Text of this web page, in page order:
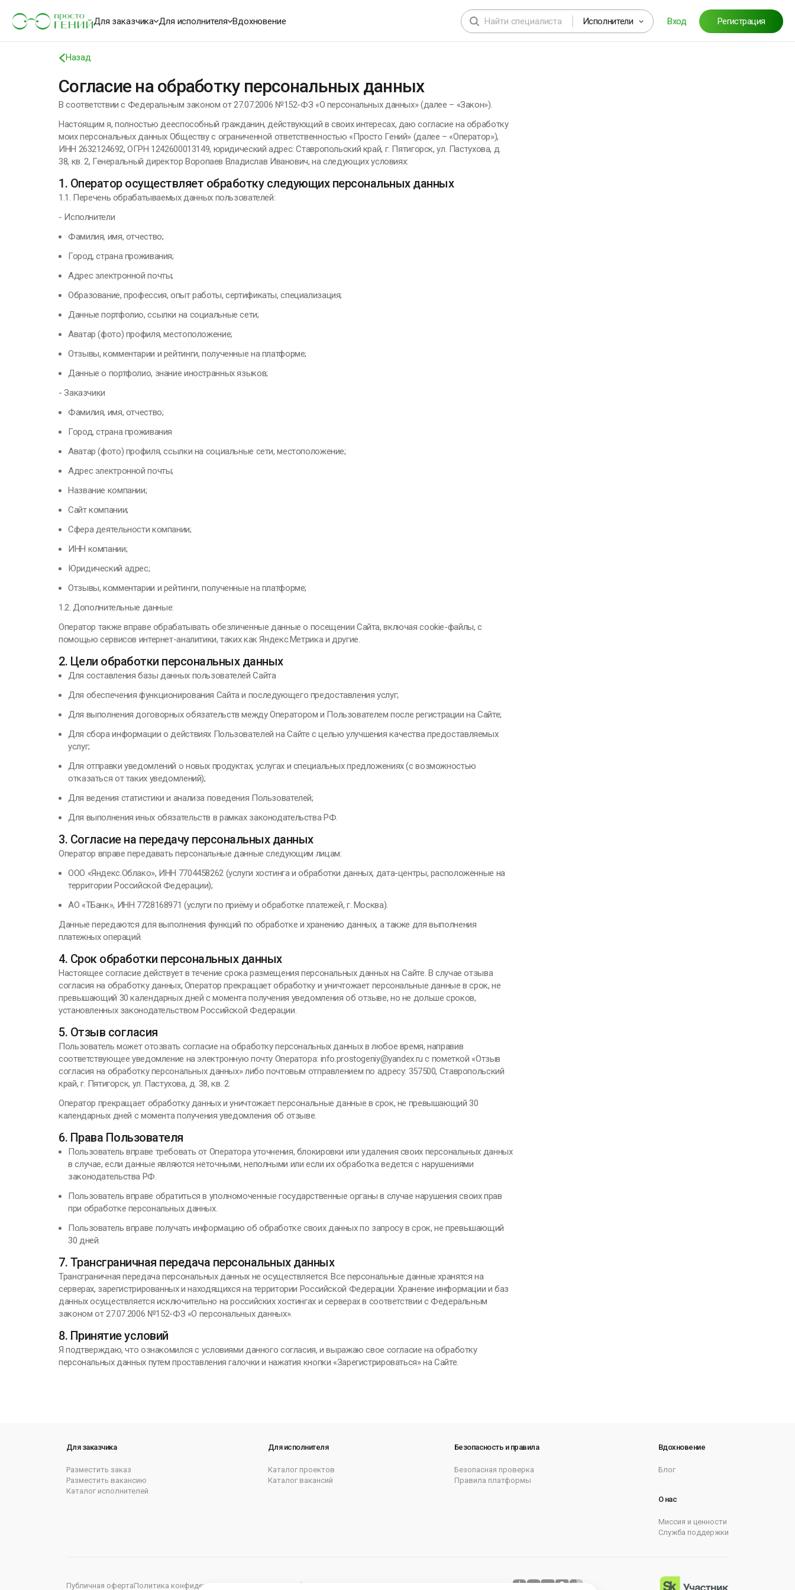
Для заказчика Для исполнителя Вдохновение Исполнители Вход Регистрация
Назад
Согласие на обработку персональных данных
В соответствии с Федеральным законом от 27.07.2006 №152-ФЗ «О персональных данных» (далее – «Закон»).
Настоящим я, полностью дееспособный гражданин, действующий в своих интересах, даю согласие на обработку
моих персональных данных Обществу с ограниченной ответственностью «Просто Гений» (далее – «Оператор»),
ИНН 2632124692, ОГРН 1242600013149, юридический адрес: Ставропольский край, г. Пятигорск, ул. Пастухова, д.
38, кв. 2, Генеральный директор Воропаев Владислав Иванович, на следующих условиях:
1. Оператор осуществляет обработку следующих персональных данных
1.1. Перечень обрабатываемых данных пользователей:
- Исполнители
Фамилия, имя, отчество;
Город, страна проживания;
Адрес электронной почты;
Образование, профессия, опыт работы, сертификаты, специализация;
Данные портфолио, ссылки на социальные сети;
Аватар (фото) профиля, местоположение;
Отзывы, комментарии и рейтинги, полученные на платформе;
Данные о портфолио, знание иностранных языков;
- Заказчики
Фамилия, имя, отчество;
Город, страна проживания
Аватар (фото) профиля, ссылки на социальные сети, местоположение;
Адрес электронной почты;
Название компании;
Сайт компании;
Сфера деятельности компании;
ИНН компании;
Юридический адрес;
Отзывы, комментарии и рейтинги, полученные на платформе;
1.2. Дополнительные данные:
Оператор также вправе обрабатывать обезличенные данные о посещении Сайта, включая cookie-файлы, с
помощью сервисов интернет-аналитики, таких как Яндекс.Метрика и другие.
2. Цели обработки персональных данных
Для составления базы данных пользователей Сайта
Для обеспечения функционирования Сайта и последующего предоставления услуг;
Для выполнения договорных обязательств между Оператором и Пользователем после регистрации на Сайте;
Для сбора информации о действиях Пользователей на Сайте с целью улучшения качества предоставляемых
услуг;
Для отправки уведомлений о новых продуктах, услугах и специальных предложениях (с возможностью
отказаться от таких уведомлений);
Для ведения статистики и анализа поведения Пользователей;
Для выполнения иных обязательств в рамках законодательства РФ.
3. Согласие на передачу персональных данных
Оператор вправе передавать персональные данные следующим лицам:
ООО «Яндекс.Облако», ИНН 7704458262 (услуги хостинга и обработки данных, дата-центры, расположенные на
территории Российской Федерации);
АО «ТБанк», ИНН 7728168971 (услуги по приёму и обработке платежей, г. Москва).
Данные передаются для выполнения функций по обработке и хранению данных, а также для выполнения
платежных операций.
4. Срок обработки персональных данных
Настоящее согласие действует в течение срока размещения персональных данных на Сайте. В случае отзыва
согласия на обработку данных, Оператор прекращает обработку и уничтожает персональные данные в срок, не
превышающий 30 календарных дней с момента получения уведомления об отзыве, но не дольше сроков,
установленных законодательством Российской Федерации.
5. Отзыв согласия
Пользователь может отозвать согласие на обработку персональных данных в любое время, направив
соответствующее уведомление на электронную почту Оператора: info.prostogeniy@yandex.ru с пометкой «Отзыв
согласия на обработку персональных данных» либо почтовым отправлением по адресу: 357500, Ставропольский
край, г. Пятигорск, ул. Пастухова, д. 38, кв. 2.
Оператор прекращает обработку данных и уничтожает персональные данные в срок, не превышающий 30
календарных дней с момента получения уведомления об отзыве.
6. Права Пользователя
Пользователь вправе требовать от Оператора уточнения, блокировки или удаления своих персональных данных
в случае, если данные являются неточными, неполными или если их обработка ведется с нарушениями
законодательства РФ.
Пользователь вправе обратиться в уполномоченные государственные органы в случае нарушения своих прав
при обработке персональных данных.
Пользователь вправе получать информацию об обработке своих данных по запросу в срок, не превышающий
30 дней.
7. Трансграничная передача персональных данных
Трансграничная передача персональных данных не осуществляется. Все персональные данные хранятся на
серверах, зарегистрированных и находящихся на территории Российской Федерации. Хранение информации и баз
данных осуществляется исключительно на российских хостингах и серверах в соответствии с Федеральным
законом от 27.07.2006 №152-ФЗ «О персональных данных».
8. Принятие условий
Я подтверждаю, что ознакомился с условиями данного согласия, и выражаю свое согласие на обработку
персональных данных путем проставления галочки и нажатия кнопки «Зарегистрироваться» на Сайте.
Для заказчика
Разместить заказ
Разместить вакансию
Каталог исполнителей
Для исполнителя
Каталог проектов
Каталог вакансий
Безопасность и правила
Безопасная проверка
Правила платформы
Вдохновение
Блог
О нас
Миссия и ценности
Служба поддержки
Публичная офертаПолитика конфиденциальности Политика cookie